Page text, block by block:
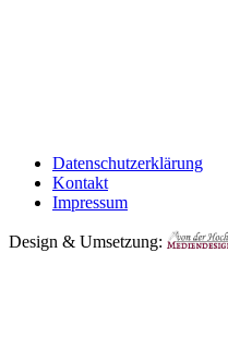
Datenschutzerklärung
Kontakt
Impressum
Design & Umsetzung: